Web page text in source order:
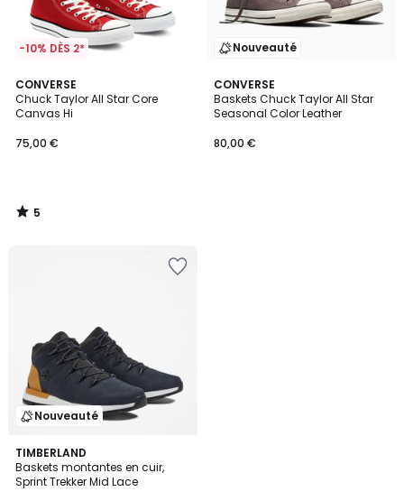
-10% DÈS 2*
CONVERSE
Chuck Taylor All Star Core
Canvas Hi
75,00 €
5
/
5
5
/
Nouveauté
CONVERSE
Baskets Chuck Taylor All Star
Seasonal Color Leather
80,00 €
Nouveauté
TIMBERLAND
Baskets montantes en cuir,
Sprint Trekker Mid Lace